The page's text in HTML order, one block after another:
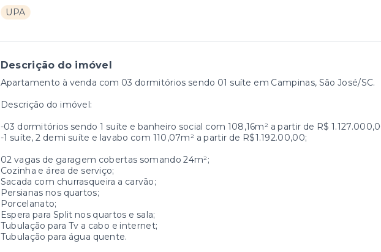
UPA
Descrição do imóvel
Apartamento à venda com 03 dormitórios sendo 01 suíte em Campinas, São José/SC.
Descrição do imóvel:
-03 dormitórios sendo 1 suíte e banheiro social com 108,16m² a partir de R$
-1 suíte, 2 demi suíte e lavabo com 110,07m² a partir de R$1.192.00,00;
02 vagas de garagem cobertas somando 24m²;
Cozinha e área de serviço;
Sacada com churrasqueira a carvão;
Persianas nos quartos;
Porcelanato;
Espera para Split nos quartos e sala;
Tubulação para Tv a cabo e internet;
Tubulação para água quente.